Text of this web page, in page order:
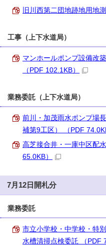
旧川西第二団地跡地用地
工事（上下水道局）
マンホールポンプ設備改
（PDF 102.1KB）
業務委託（上下水道局）
前川・加茂雨水ポンプ場
補第9工区） （PDF
高芝接合井・一庫中区配
65.0KB）
7月12日開札分
業務委託
市立小学校・中学校・特
水槽清掃点検委託 （PDF